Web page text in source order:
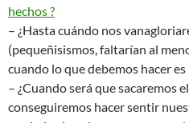
hechos ?
– ¿Hasta cuándo nos
(pequeñisismos, faltarían al
cuando lo que debemos hacer
– ¿Cuando será que sacaremos
conseguiremos hacer sentir